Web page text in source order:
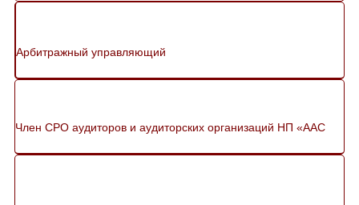
Арбитражный управляющий
Член СРО аудиторов и аудиторских организаций НП «ААС